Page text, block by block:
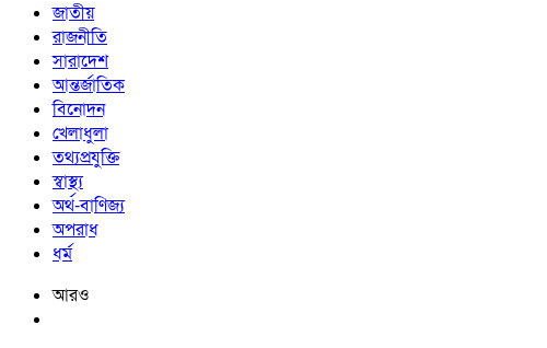
জাতীয়
রাজনীতি
সারাদেশ
আন্তর্জাতিক
বিনোদন
খেলাধুলা
তথ্যপ্রযুক্তি
স্বাস্থ্য
অর্থ-বাণিজ্য
অপরাধ
ধর্ম
আরও